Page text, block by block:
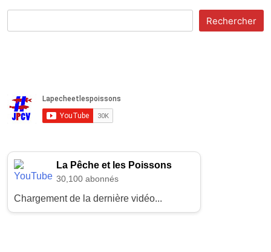
Rechercher
La Pêche et les Poissons
30,100 abonnés
Chargement de la dernière vidéo...